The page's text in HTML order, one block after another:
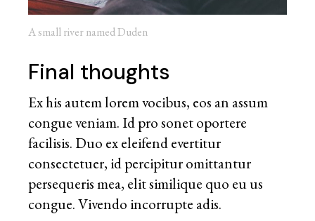
A small river named Duden
Final thoughts
Ex his autem lorem vocibus, eos an assum
congue veniam. Id pro sonet oportere
facilisis. Duo ex eleifend evertitur
consectetuer, id percipitur omittantur
persequeris mea, elit similique quo eu us
congue. Vivendo incorrupte adis.